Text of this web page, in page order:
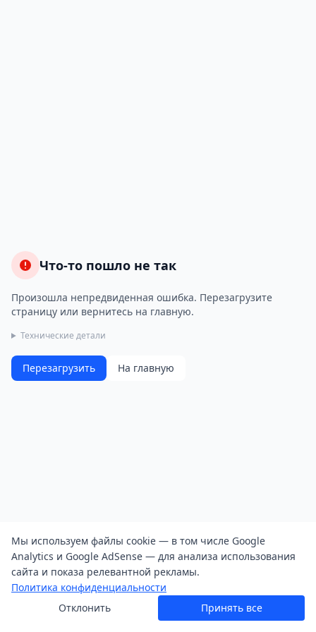
Что-то пошло не так
Произошла непредвиденная ошибка. Перезагрузите
страницу или вернитесь на главную.
Технические детали
Перезагрузить На главную
Мы используем файлы cookie — в том числе Google
Analytics и Google AdSense — для анализа использования
сайта и показа релевантной рекламы.
Политика конфиденциальности
Отклонить
Принять все